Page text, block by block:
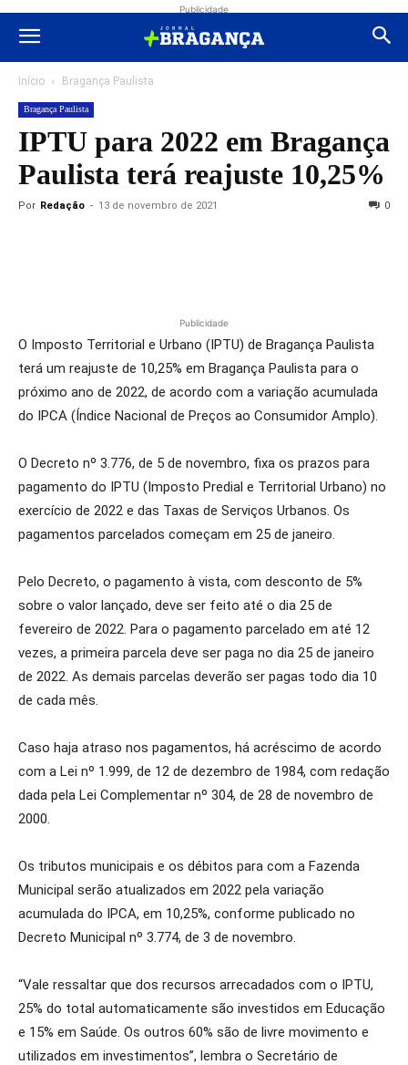
Publicidade
Início Bragança Paulista
Bragança Paulista
IPTU para 2022 em Bragança
Paulista terá reajuste 10,25%
Por Redação - 13 de novembro de 2021 0
Publicidade
O Imposto Territorial e Urbano (IPTU) de Bragança Paulista
terá um reajuste de 10,25% em Bragança Paulista para o
próximo ano de 2022, de acordo com a variação acumulada
do IPCA (Índice Nacional de Preços ao Consumidor Amplo).
O Decreto nº 3.776, de 5 de novembro, fixa os prazos para
pagamento do IPTU (Imposto Predial e Territorial Urbano) no
exercício de 2022 e das Taxas de Serviços Urbanos. Os
pagamentos parcelados começam em 25 de janeiro.
Pelo Decreto, o pagamento à vista, com desconto de 5%
sobre o valor lançado, deve ser feito até o dia 25 de
fevereiro de 2022. Para o pagamento parcelado em até 12
vezes, a primeira parcela deve ser paga no dia 25 de janeiro
de 2022. As demais parcelas deverão ser pagas todo dia 10
de cada mês.
Caso haja atraso nos pagamentos, há acréscimo de acordo
com a Lei nº 1.999, de 12 de dezembro de 1984, com redação
dada pela Lei Complementar nº 304, de 28 de novembro de
2000.
Os tributos municipais e os débitos para com a Fazenda
Municipal serão atualizados em 2022 pela variação
acumulada do IPCA, em 10,25%, conforme publicado no
Decreto Municipal nº 3.774, de 3 de novembro.
“Vale ressaltar que dos recursos arrecadados com o IPTU,
25% do total automaticamente são investidos em Educação
e 15% em Saúde. Os outros 60% são de livre movimento e
utilizados em investimentos”, lembra o Secretário de